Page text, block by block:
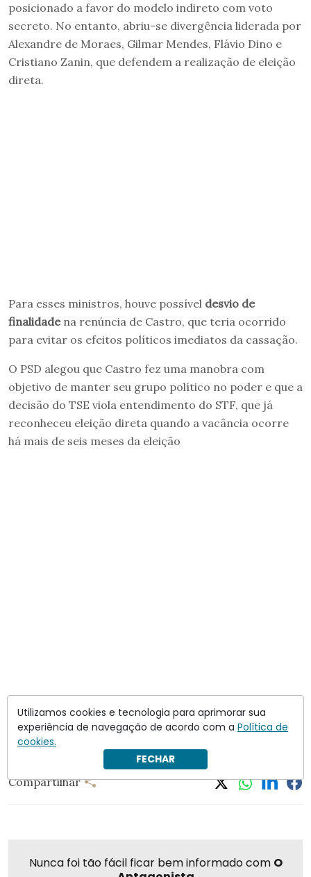
posicionado a favor do modelo indireto com voto
secreto. No entanto, abriu-se divergência liderada por
Alexandre de Moraes, Gilmar Mendes, Flávio Dino e
Cristiano Zanin, que defendem a realização de eleição
direta.
Para esses ministros, houve possível desvio de
finalidadena renúncia de Castro, que teria ocorrido
para evitar os efeitos políticos imediatos da cassação.
O PSD alegou que Castro fez uma manobra com
objetivo de manter seu grupo político no poder e que a
decisão do TSE viola entendimento do STF, que já
reconheceu eleição direta quando a vacância ocorre
há mais de seis meses da eleição
Com isso,Zanin determinou a suspensão da eleição
indireta definida pelo TSE.
Compartilhar
Nunca foi tão fácil ficar bem informado com O
Utilizamos cookies e tecnologia para aprimorar sua
experiência de navegação de acordo com a Política de
cookies.
FECHAR